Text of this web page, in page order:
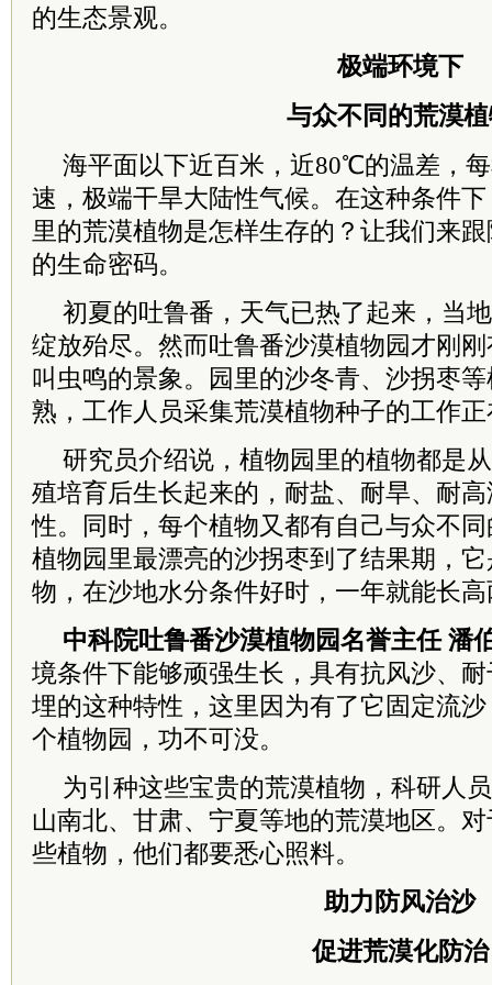
的生态景观。
极端环境下
与众不同的荒漠
海平面以下近百米，近80℃的温差，
速， 极端干旱大陆性气候。在这种条件
里的荒漠植物是怎样生存的？让我们来
的生命密码。
初夏的吐鲁番，天气已热了起来，当
绽放殆尽。然而吐鲁番沙漠植物园才刚
叫虫鸣的景象。园里的沙冬青、沙拐枣
熟，工作人员采集荒漠植物种子的工作
研究员介绍说，植物园里的植物都是
殖培育后生长起来的，耐盐、耐旱、耐
性。同时，每个植物又都有自己与众不
植物园里最漂亮的沙拐枣到了结果期，
物，在沙地水分条件好时，一年就能长
中科院吐鲁番沙漠植物园名誉主任 潘
境条件下能够顽强生长，具有抗风沙、
埋的这种特性，这里因为有了它固定流
个植物园，功不可没。
为引种这些宝贵的荒漠植物，科研人
山南北、甘肃、宁夏等地的荒漠地区。
些植物，他们都要悉心照料。
助力防风治沙
促进荒漠化防治